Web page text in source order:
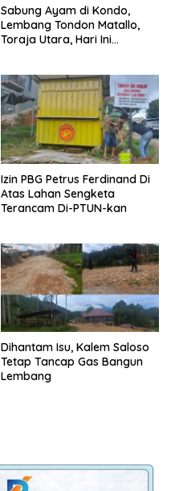
Sabung Ayam di Kondo,
Lembang Tondon Matallo,
Toraja Utara, Hari Ini
Izin PBG Petrus Ferdinand Di
Atas Lahan Sengketa
Terancam Di-PTUN-kan
Dihantam Isu, Kalem Saloso
Tetap Tancap Gas Bangun
Lembang